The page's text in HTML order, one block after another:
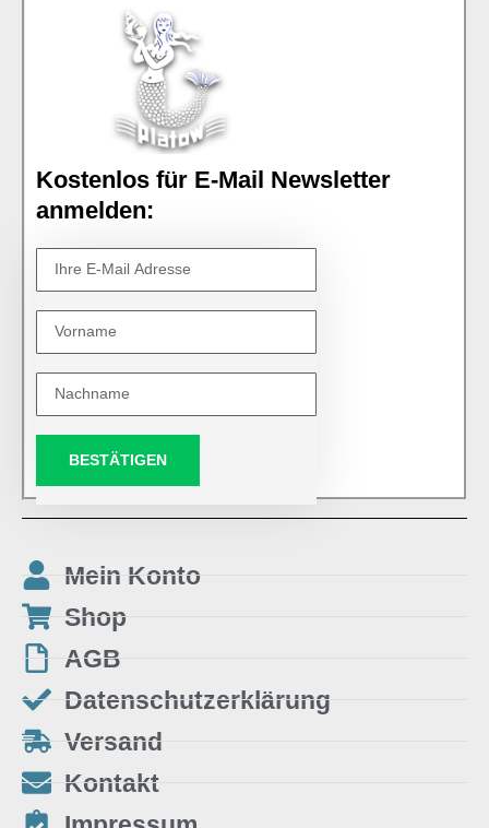
Kostenlos für E-Mail Newsletter
anmelden:
BESTÄTIGEN
Mein Konto
Shop
AGB
Datenschutzerklärung
Versand
Kontakt